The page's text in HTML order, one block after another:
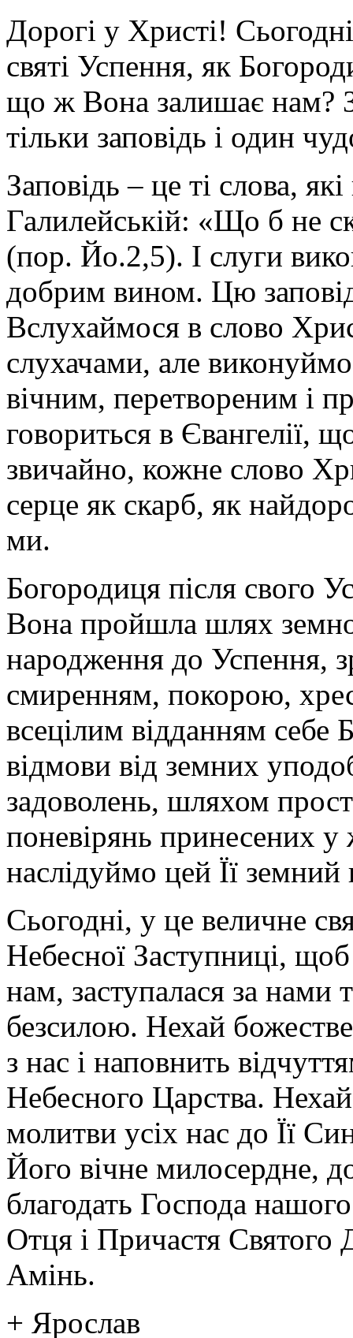
Дорогі у Христі!
святі Успення, як
що ж Вона залишає нам?
тільки заповідь і один
Заповідь – це ті слова,
Галилейській: «Що б не
(пор. Йо.2,5). І слуги
добрим вином. Цю
Вслухаймося в слово
слухачами, але виконуймо
вічним, перетвореним і
говориться в Євангелії,
звичайно, кожне слово
серце як скарб, як
ми.
Богородиця після свого
Вона пройшла шлях
народження до Успення,
смиренням, покорою,
всецілим відданням
відмови від земних
задоволень, шляхом
поневірянь принесених у
наслідуймо цей Її
Сьогодні, у це величне
Небесної Заступниці,
нам, заступалася за нами
безсилою. Нехай
з нас і наповнить
Небесного Царства.
молитви усіх нас до Її
Його вічне милосердне,
благодать Господа
Отця і Причастя Святого
Амінь.
+ Ярослав